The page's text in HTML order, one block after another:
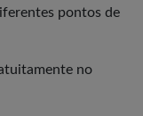
pontos de
no